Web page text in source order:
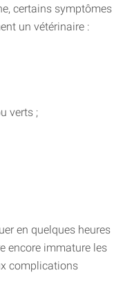
certains symptômes
un vétérinaire :
verts ;
en quelques heures
encore immature les
complications